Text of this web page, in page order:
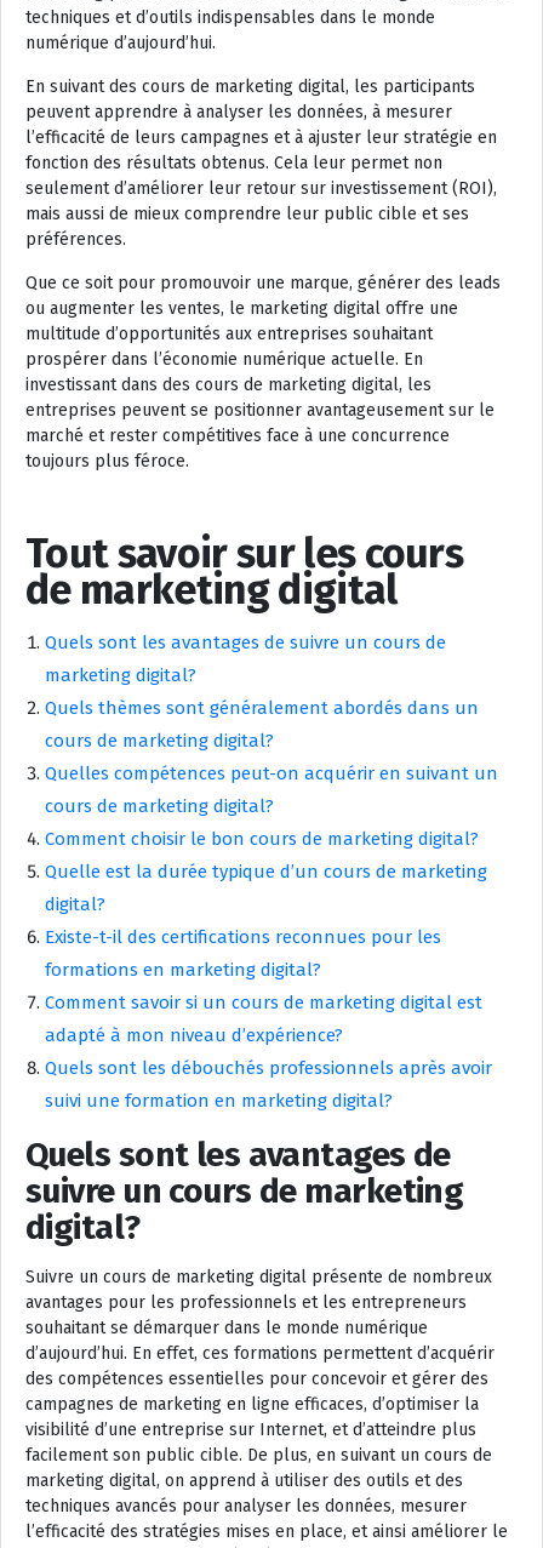
techniques et d’outils indispensables dans le monde
numérique d’aujourd’hui.
En suivant des cours de marketing digital, les participants
peuvent apprendre à analyser les données, à mesurer
l’efficacité de leurs campagnes et à ajuster leur stratégie en
fonction des résultats obtenus. Cela leur permet non
seulement d’améliorer leur retour sur investissement (ROI),
mais aussi de mieux comprendre leur public cible et ses
préférences.
Que ce soit pour promouvoir une marque, générer des leads
ou augmenter les ventes, le marketing digital offre une
multitude d’opportunités aux entreprises souhaitant
prospérer dans l’économie numérique actuelle. En
investissant dans des cours de marketing digital, les
entreprises peuvent se positionner avantageusement sur le
marché et rester compétitives face à une concurrence
toujours plus féroce.
Tout savoir sur les cours
de marketing digital
Quels sont les avantages de suivre un cours de
marketing digital?
Quels thèmes sont généralement abordés dans un
cours de marketing digital?
Quelles compétences peut-on acquérir en suivant un
cours de marketing digital?
Comment choisir le bon cours de marketing digital?
Quelle est la durée typique d’un cours de marketing
digital?
Existe-t-il des certifications reconnues pour les
formations en marketing digital?
Comment savoir si un cours de marketing digital est
adapté à mon niveau d’expérience?
Quels sont les débouchés professionnels après avoir
suivi une formation en marketing digital?
Quels sont les avantages de
suivre un cours de marketing
digital?
Suivre un cours de marketing digital présente de nombreux
avantages pour les professionnels et les entrepreneurs
souhaitant se démarquer dans le monde numérique
d’aujourd’hui. En effet, ces formations permettent d’acquérir
des compétences essentielles pour concevoir et gérer des
campagnes de marketing en ligne efficaces, d’optimiser la
visibilité d’une entreprise sur Internet, et d’atteindre plus
facilement son public cible. De plus, en suivant un cours de
marketing digital, on apprend à utiliser des outils et des
techniques avancés pour analyser les données, mesurer
l’efficacité des stratégies mises en place, et ainsi améliorer le